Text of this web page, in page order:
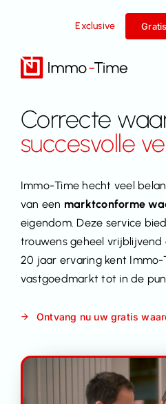
Exclusive
Te
Te
Team
Correcte
succesvolle
Immo-Time hecht veel
van een marktconforme
eigendom. Deze service
trouwens geheel vrijblijvend
20 jaar ervaring kent Immo-
vastgoedmarkt tot in de
Ontvang nu uw gratis